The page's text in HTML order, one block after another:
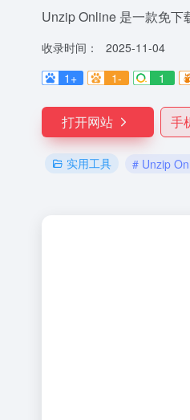
Unzip Online 是一款免下
收录时间：
2025-11-04
1+
1- 1
打开网站 手
实用工具 # Unzip